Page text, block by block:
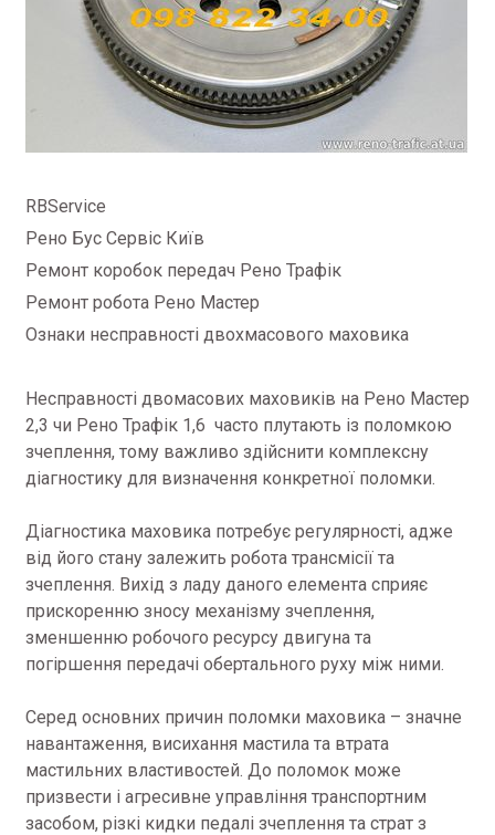
RBService
Рено Бус Сервіс Київ
Ремонт коробок передач Рено Трафік
Ремонт робота Рено Мастер
Ознаки несправності двохмасового маховика
Несправності двомасових маховиків на Рено Мастер
2,3 чи Рено Трафік 1,6 часто плутають із поломкою
зчеплення, тому важливо здійснити комплексну
діагностику для визначення конкретної поломки.
Діагностика маховика потребує регулярності, адже
від його стану залежить робота трансмісії та
зчеплення. Вихід з ладу даного елемента сприяє
прискоренню зносу механізму зчеплення,
зменшенню робочого ресурсу двигуна та
погіршення передачі обертального руху між ними.
Серед основних причин поломки маховика – значне
навантаження, висихання мастила та втрата
мастильних властивостей. До поломок може
призвести і агресивне управління транспортним
засобом, різкі кидки педалі зчеплення та страт з